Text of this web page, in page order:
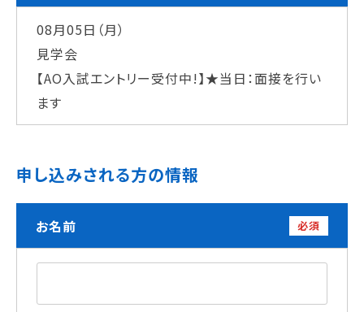
学校案内
学校法人 育成学園の歩み
理事長メッセージ
学費サポート
08月05日（月）
見学会
【AO入試エントリー受付中!】★当日：面接を行い
ます
申し込みされる方の情報
お名前 必須